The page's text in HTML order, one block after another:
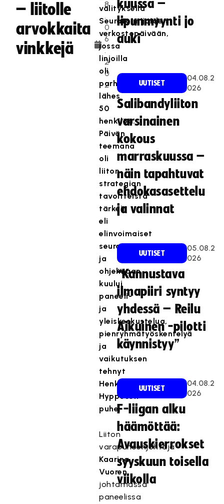
– liitolle
arvokkaita
vinkkejä
8
.
0
6
.
2
0
2
1
välityksellä
Seuratoimijoiden
verkostopäivään,
jossa
linjoilla
oli
parhaimmillaan
lähes
50
henkilöä.
Päivän
teemana
oli
liiton
strategian
tavoitteista
tärkein
eli
elinvoimaiset
seurat,
ja
ohjelmaan
kuului
paneeli-
ja
yleiskeskustelua,
pienryhmätyöskentelyä
ja
vaikutuksen
tehnyt
Henkka
Hyppösen
puhe.
Liiton
varapuheenjohtaja
Kaarina
Vuoren
johtamassa
paneelissa
kuussa –
lipunmyynti jo
auki
UUTISET
04.08.2
026
Salibandyliiton
varsinainen
kokous
marraskuussa –
näin tapahtuvat
ehdokasasettelu
ja valinnat
UUTISET
05.08.2
026
“Kannustava
ilmapiiri syntyy
yhdessä – Reilu
Aikuinen -pilotti
käynnistyy”
UUTISET
04.08.2
026
F-liigan alku
häämöttää:
Avauskierrokset
syyskuun toisella
viikolla